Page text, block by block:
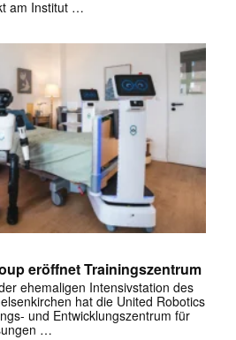
am Institut …
eröffnet Trainingszentrum
ehemaligen Intensivstation des
hat die United Robotics
und Entwicklungszentrum für
…